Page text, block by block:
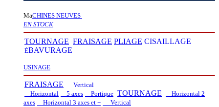
MaCHINES NEUVES
EN STOCK
TOURNAGE FRAISAGE PLIAGE CISAILLAGE
ÉBAVURAGE
USINAGE
FRAISAGE
Vertical
Horizontal
5 axes Portique TOURNAGE
Horizontal 2
axes
Horizontal 3 axes et + Vertical​